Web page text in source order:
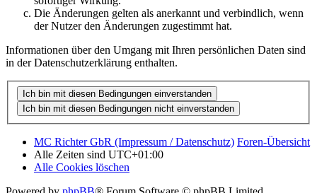
Die Änderungen gelten als anerkannt und verbindlich, wenn
der Nutzer den Änderungen zugestimmt hat.
Informationen über den Umgang mit Ihren persönlichen Daten sind
in der Datenschutzerklärung enthalten.
MC Richter GbR (Impressum / Datenschutz) Foren-Übersicht
Alle Zeiten sind UTC+01:00
Alle Cookies löschen